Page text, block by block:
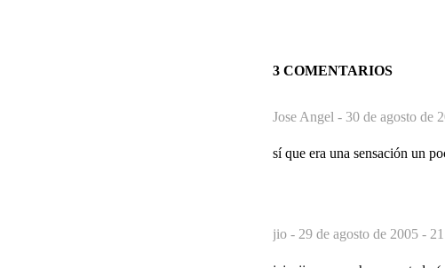
3 COMENTARIOS
Jose Angel - 30 de agosto de
sí que era una sensación un
jio - 29 de agosto de 2005 -